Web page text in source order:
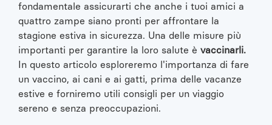
fondamentale assicurarti che anche i tuoi amici a
quattro zampe siano pronti per affrontare la
stagione estiva in sicurezza. Una delle misure più
importanti per garantire la loro salute è vaccinarli.
In questo articolo esploreremo l'importanza di fare
un vaccino, ai cani e ai gatti, prima delle vacanze
estive e forniremo utili consigli per un viaggio
sereno e senza preoccupazioni.